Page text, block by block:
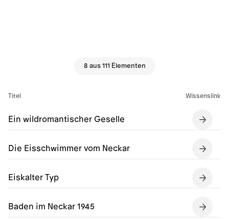
8 aus 111 Elementen
Titel Wissenslink
Ein wildromantischer Geselle
Die Eisschwimmer vom Neckar
Eiskalter Typ
Baden im Neckar 1945